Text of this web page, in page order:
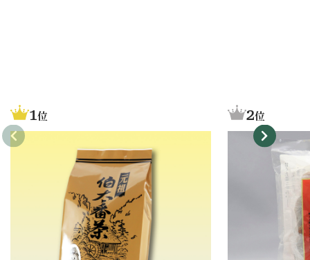
1位 2位